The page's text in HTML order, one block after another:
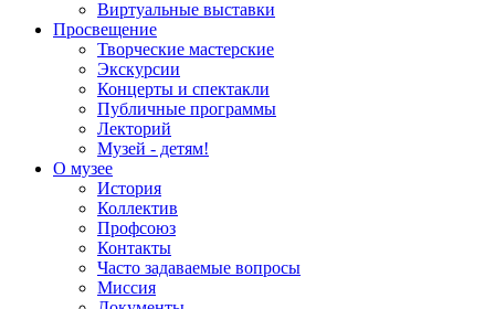
Виртуальные выставки
Просвещение
Творческие мастерские
Экскурсии
Концерты и спектакли
Публичные программы
Лекторий
Музей - детям!
О музее
История
Коллектив
Профсоюз
Контакты
Часто задаваемые вопросы
Миссия